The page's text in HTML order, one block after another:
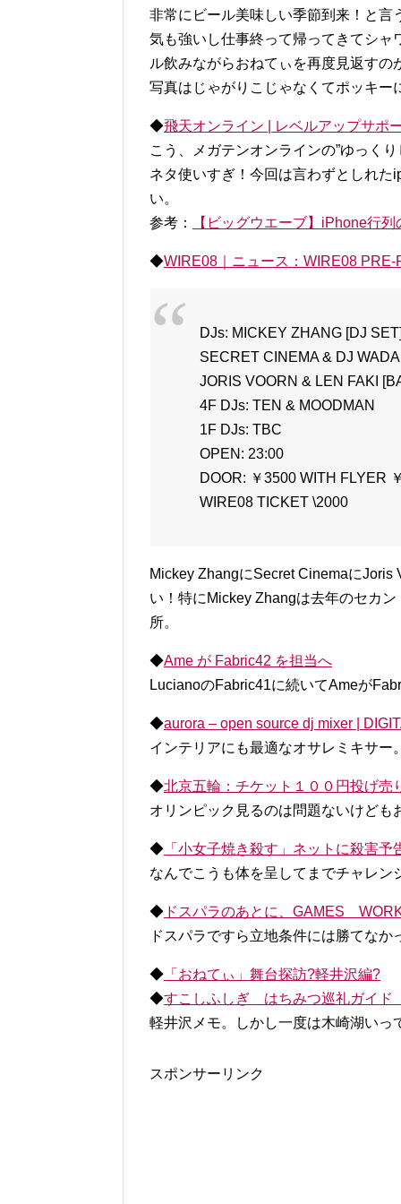
非常にビール美味しい季節到来！と
気も強いし仕事終って帰ってきてシ
ル飲みながらおねてぃを再度見返す
写真はじゃがりこじゃなくてポッキ
◆飛天オンライン | レベルアップサポ
こう、メガテンオンラインの”ゆっく
ネタ使いすぎ！今回は言わずとしれた
い。
参考：
【ビッグウエーブ】iPhone行
◆WIRE08｜ニュース：WIRE08
DJs: MICKEY ZHANG [DJ
SECRET CINEMA & DJ
JORIS VOORN & LEN FAKI
4F DJs: TEN & MOODMAN
1F DJs: TBC
OPEN: 23:00
DOOR: ￥3500 WITH FLYER
WIRE08 TICKET \2000
Mickey ZhangにSecret Cinemaに
い！特にMickey Zhangは去年のセカ
所。
◆Ame が Fabric42 を担当へ
LucianoのFabric41に続いてAmeが
◆aurora – open source dj mixer |
インテリアにも最適なオサレミキサー
◆北京五輪：チケット１００円投げ
オリンピック見るのは問題ないけど
◆ 「小女子焼き殺す」ネットに殺害
なんでこうも体を呈してまでチャレ
◆ ドスパラのあとに、GAMES
ドスパラですら立地条件には勝てな
◆ 「おねてぃ」舞台探訪?軽井沢編?
◆すこしふしぎ はちみつ巡礼ガイ
軽井沢メモ。しかし一度は木崎湖いっ
スポンサーリンク